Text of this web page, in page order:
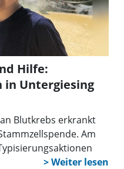
Hilfe:
in Untergiesing
Blutkrebs erkrankt
Am